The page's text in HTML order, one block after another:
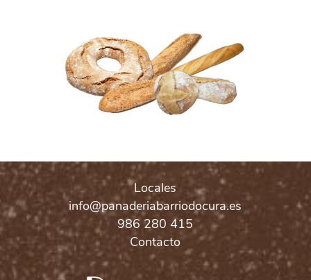
Locales
info@panaderiabarriodocura.es
986 280 415
Contacto